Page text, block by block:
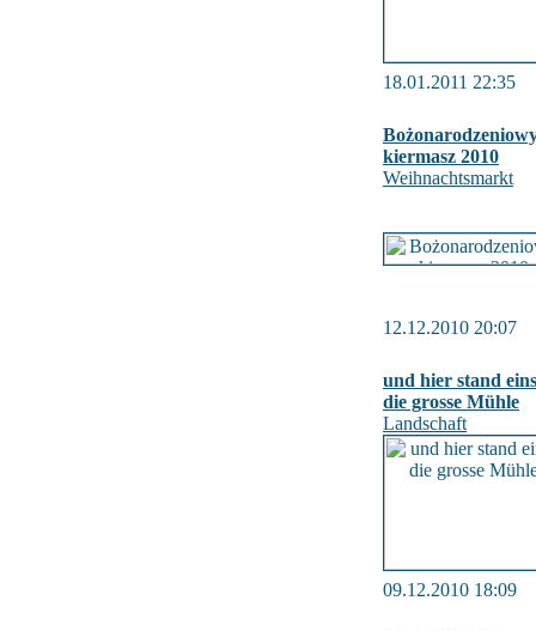
18.01.2011 22:35
kiermasz 2010
Weihnachtsmarkt
12.12.2010 20:07
und hier stand
die grosse Mühle
Landschaft
09.12.2010 18:09